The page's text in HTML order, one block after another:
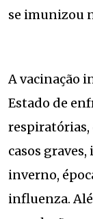
se imunizou
A vacinação
Estado de
respiratórias,
casos
inverno,
influenza.